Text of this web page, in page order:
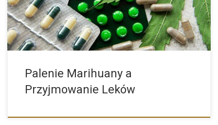
Palenie Marihuany a
Przyjmowanie Leków